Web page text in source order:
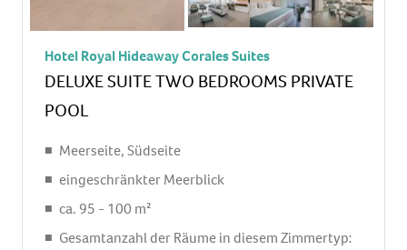
Hotel Royal Hideaway Corales Suites
DELUXE SUITE TWO BEDROOMS PRIVATE
POOL
Meerseite, Südseite
eingeschränkter Meerblick
ca. 95 - 100 m²
Gesamtanzahl der Räume in diesem Zimmertyp: